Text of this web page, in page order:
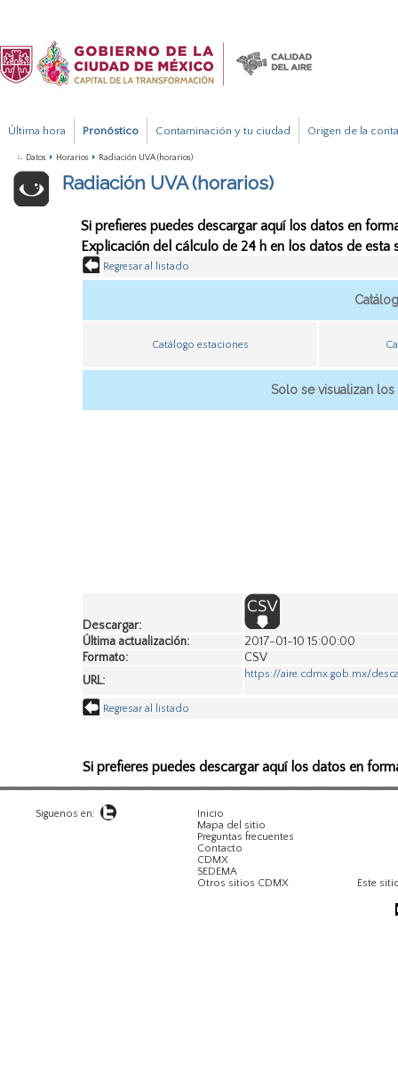
Última hora Pronóstico Contaminación y tu ciudad Origen de la
Datos Horarios Radiación UVA (horarios)
Radiación UVA (horarios)
Si prefieres puedes descargar aquí los datos en
Explicación del cálculo de 24 h en los datos de esta
Regresar al listado
Catálogo estaciones
Solo se visualizan
Descargar:
Última actualización:
2017-01-10 15:00:00
Formato:
CSV
URL:
https://aire.cdmx.gob.mx/
Regresar al listado
Si prefieres puedes descargar aquí los datos en
Siguenos en:
Inicio
Mapa del sitio
Preguntas frecuentes
Contacto
CDMX
SEDEMA
Otros sitios CDMX
Este